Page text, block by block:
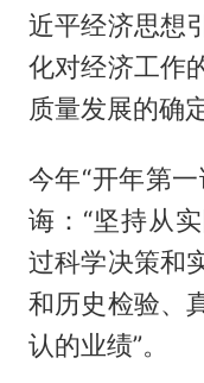
近平经济思想
化对经济工作
质量发展的确
今年“开年第
诲：“坚持从
过科学决策和
和历史检验、
认的业绩”。